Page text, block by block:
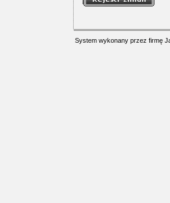
System wykonany przez firmę